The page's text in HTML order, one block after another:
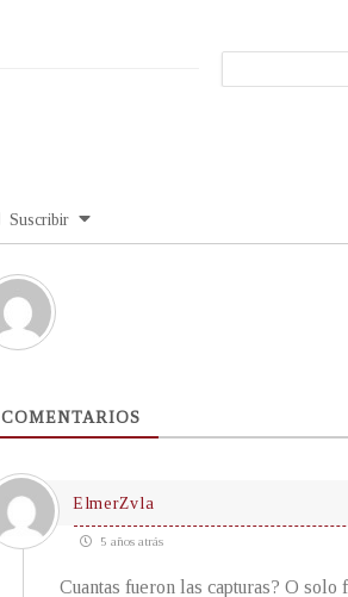
Suscribir
COMENTARIOS
ElmerZvla
5 años atrás
Cuantas fueron las capturas? O solo